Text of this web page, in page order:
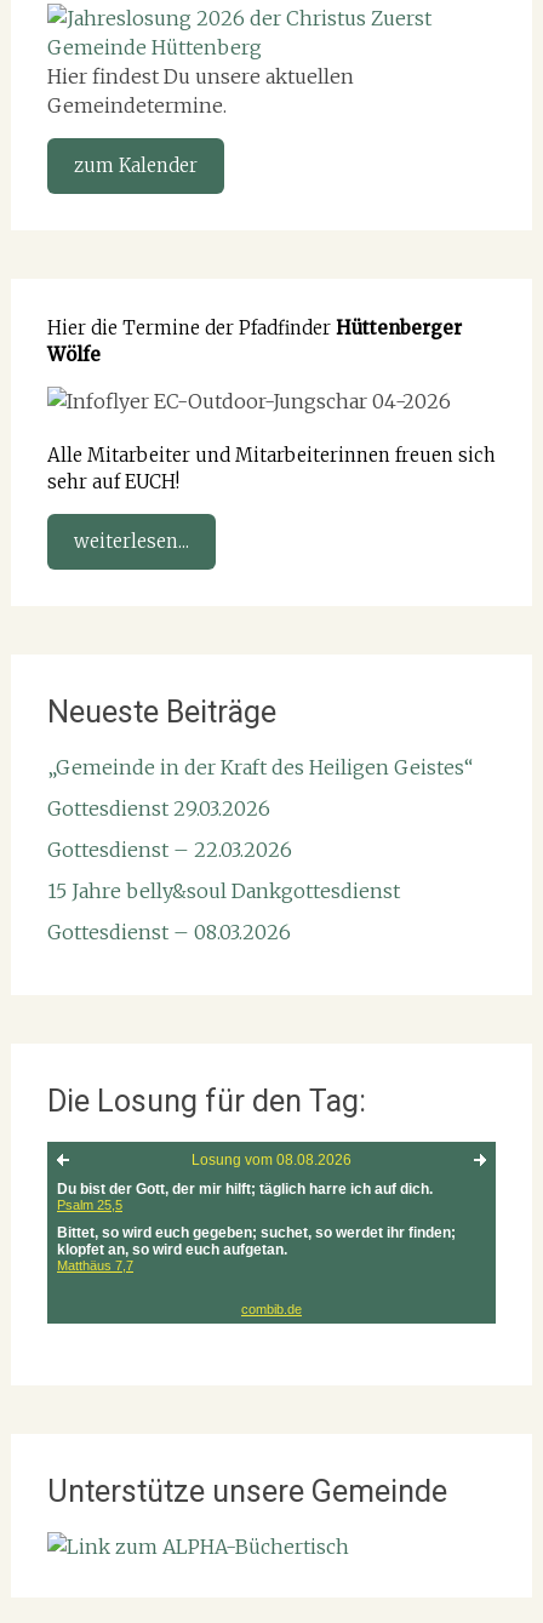
Hier findest Du unsere aktuellen
Gemeindetermine.
zum Kalender
Hier die Termine der Pfadfinder Hüttenberger
Wölfe
Alle Mitarbeiter und Mitarbeiterinnen freuen sich
sehr auf EUCH!
weiterlesen...
Neueste Beiträge
„Gemeinde in der Kraft des Heiligen Geistes“
Gottesdienst 29.03.2026
Gottesdienst – 22.03.2026
15 Jahre belly&soul Dankgottesdienst
Gottesdienst – 08.03.2026
Die Losung für den Tag:
Unterstütze unsere Gemeinde